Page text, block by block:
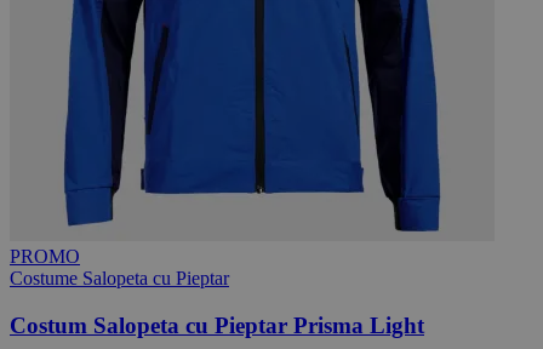
PROMO
Costume Salopeta cu Pieptar
Costum Salopeta cu Pieptar Prisma Light